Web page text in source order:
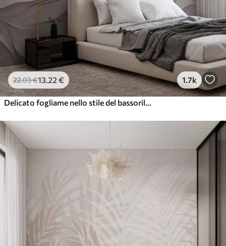
22.03€13 .22 € 1.7k